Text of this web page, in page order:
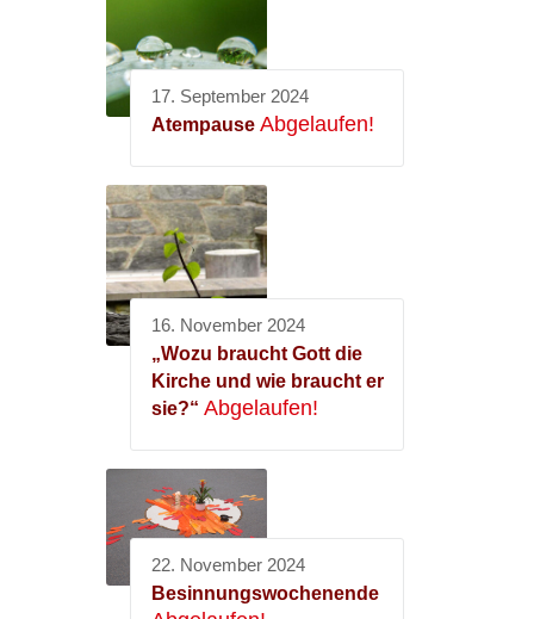
17. September 2024
Atempause Abgelaufen!
16. November 2024
„Wozu braucht Gott die
Kirche und wie braucht er
sie?“ Abgelaufen!
22. November 2024
Besinnungswochenende